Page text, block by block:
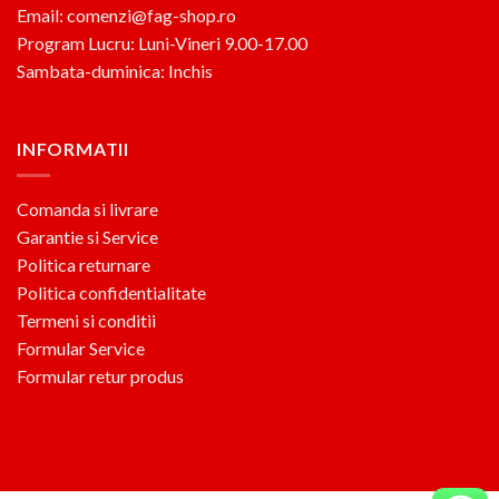
Email: comenzi@fag-shop.ro
Program Lucru: Luni-Vineri 9.00-17.00
Sambata-duminica: Inchis
INFORMATII
Comanda si livrare
Garantie si Service
Politica returnare
Politica confidentialitate
Termeni si conditii
Formular Service
Formular retur produs